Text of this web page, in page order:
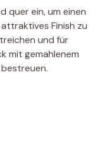
quer ein, um einen
Finish zu
und für
mit gemahlenem